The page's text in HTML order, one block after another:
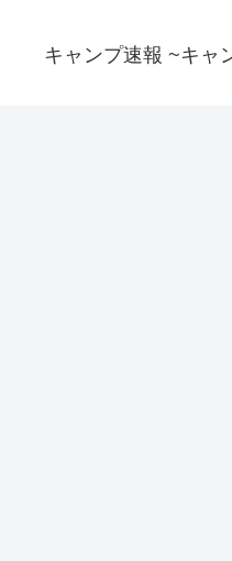
キャンプ速報 ~キャ